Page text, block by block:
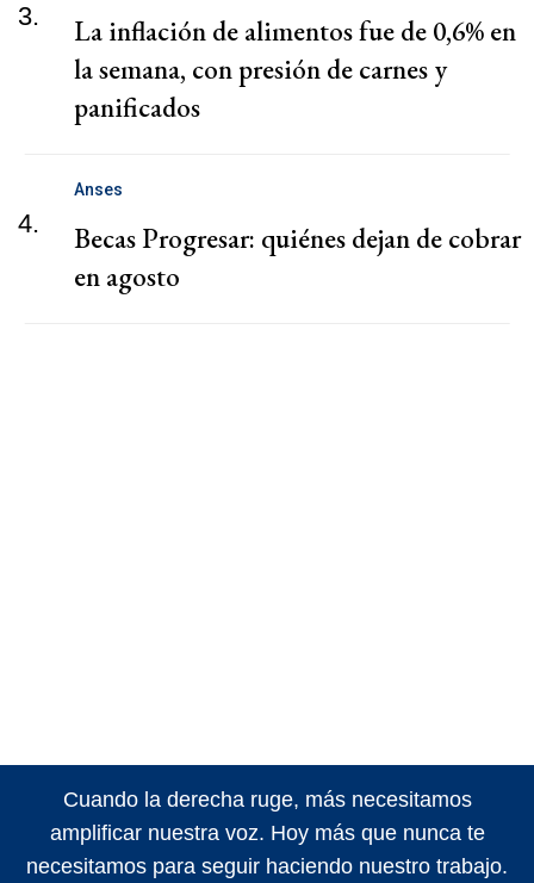
3.
La inflación de alimentos fue de 0,6% en
la semana, con presión de carnes y
panificados
4.
Anses
Becas Progresar: quiénes dejan de cobrar
en agosto
Cuando la derecha ruge, más necesitamos
amplificar nuestra voz. Hoy más que nunca te
necesitamos para seguir haciendo nuestro trabajo.